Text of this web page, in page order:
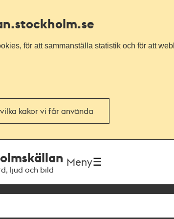
.stockholm.se
för att sammanställa statistik och för att
kakor vi får använda
ljud och bild
Meny